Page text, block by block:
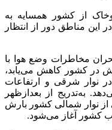
از کشور همسایه به
مناطق دور از انتظار
مخاطرات وضع هوا با
در کشور کاهش می‌یابد،
تنها در نوار شرقی و ارتفاعات
به‌تدریج از بعدازظهر
از نوار شمالی کشور بارش
کشور آغاز می‌شود.